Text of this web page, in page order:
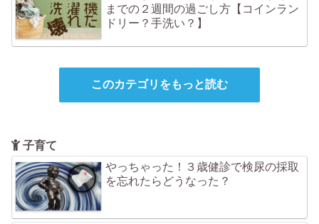
までの２週間の過ごし方【コインラン
ドリー？手洗い？】
このカテゴリをもっと読む
子育て
やっちゃった！３歳健診で検尿の採取
を忘れたらどうなった？